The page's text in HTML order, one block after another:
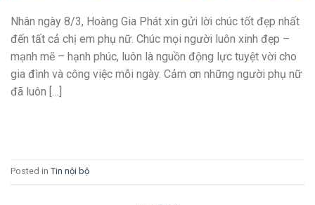
Nhân ngày 8/3, Hoàng Gia Phát xin gửi lời chúc tốt đẹp nhất
đến tất cả chị em phụ nữ. Chúc mọi người luôn xinh đẹp –
mạnh mẽ – hạnh phúc, luôn là nguồn động lực tuyệt vời cho
gia đình và công việc mỗi ngày. Cảm ơn những người phụ nữ
đã luôn […]
Posted in Tin nội bộ